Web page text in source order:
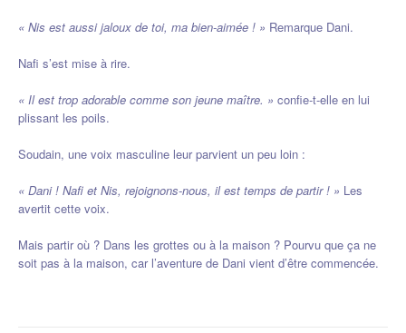
« Nis est aussi jaloux de toi, ma bien-aimée ! » Remarque Dani.
Nafi s’est mise à rire.
« Il est trop adorable comme son jeune maître. » confie-t-elle en lui
plissant les poils.
Soudain, une voix masculine leur parvient un peu loin :
« Dani ! Nafi et Nis, rejoignons-nous, il est temps de partir ! » Les
avertit cette voix.
Mais partir où ? Dans les grottes ou à la maison ? Pourvu que ça ne
soit pas à la maison, car l’aventure de Dani vient d’être commencée.